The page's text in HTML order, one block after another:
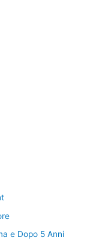
e Dopo 5 Anni